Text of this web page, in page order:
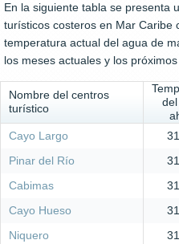
En la siguiente tabla se presenta
turísticos costeros en Mar Caribe
temperatura actual del agua de
los meses actuales y los próximos
Nombre del centros
turístico
Cayo Largo
Pinar del Río
Cabimas
Cayo Hueso
Niquero